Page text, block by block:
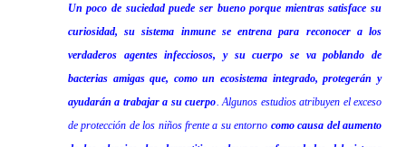
Un poco de suciedad puede ser bueno porque mientras satisface su
curiosidad, su sistema inmune se entrena para reconocer a los
verdaderos agentes infecciosos, y su cuerpo se va poblando de
bacterias amigas que, como un ecosistema integrado, protegerán y
ayudarán a trabajar a su cuerpo. Algunos estudios atribuyen el exceso
de protección de los niños frente a su entorno como causa del aumento